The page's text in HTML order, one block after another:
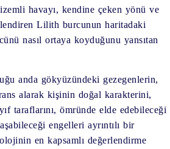
havayı, kendine çeken yönü ve
Lilith burcunun haritadaki
nasıl ortaya koyduğunu yansıtan
anda gökyüzündeki gezegenlerin,
alarak kişinin doğal karakterini,
taraflarını, ömründe elde edebileceği
engelleri ayrıntılı bir
en kapsamlı değerlendirme